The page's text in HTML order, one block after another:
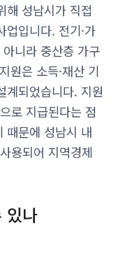
해 성남시가 직접
입니다. 전기·가
니라 중산층 가구
원은 소득·재산 기
계되었습니다. 지원
로 지급된다는 점
때문에 성남시 내
용되어 지역경제
있나